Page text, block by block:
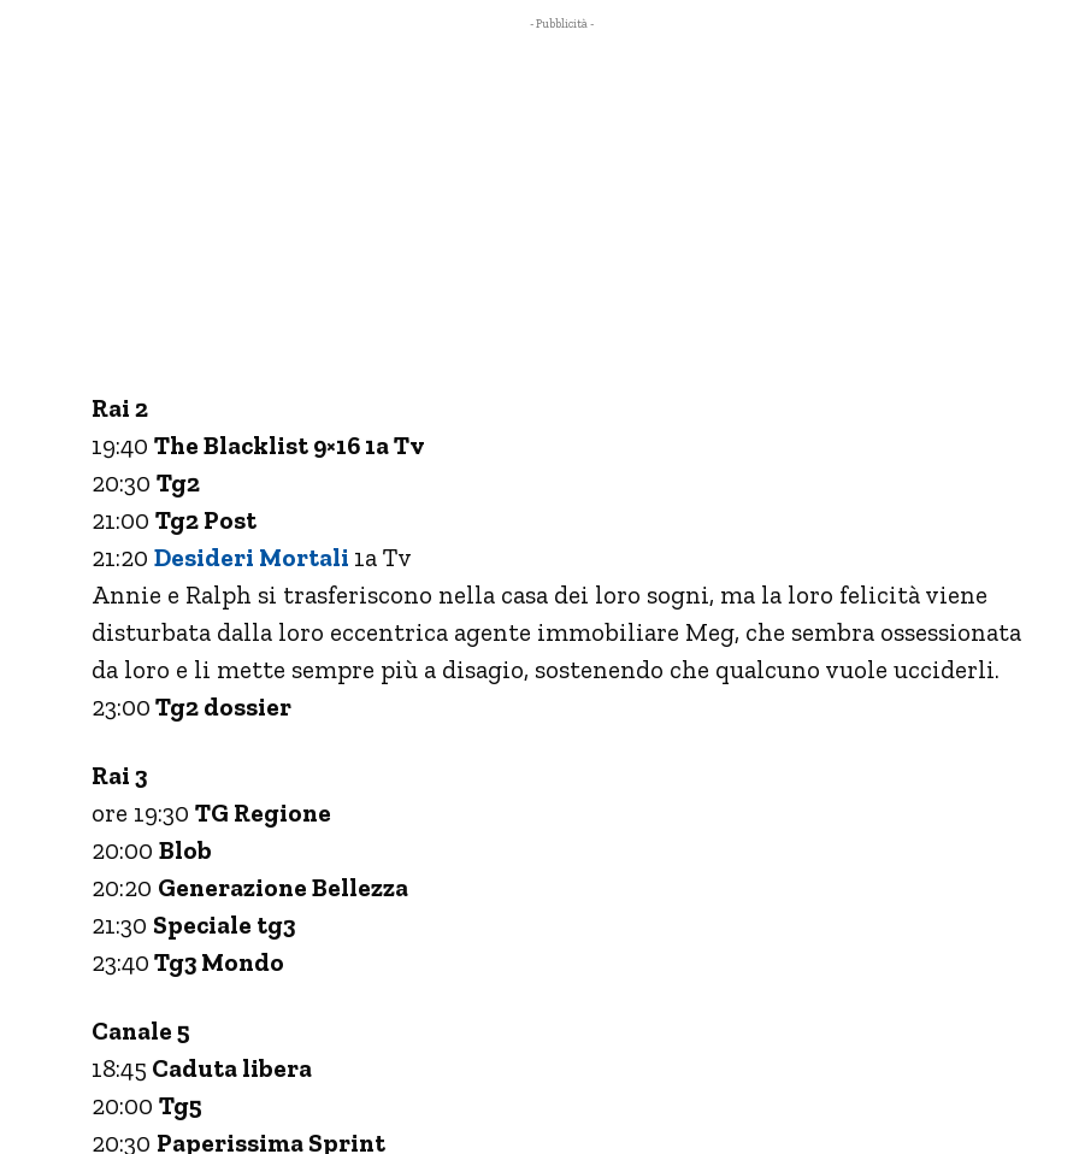
- Pubblicità -
Rai 2
19:40 The Blacklist 9×16 1a Tv
20:30 Tg2
21:00 Tg2 Post
21:20 Desideri Mortali 1a Tv
Annie e Ralph si trasferiscono nella casa dei loro sogni, ma la loro felicità viene
disturbata dalla loro eccentrica agente immobiliare Meg, che sembra ossessionata
da loro e li mette sempre più a disagio, sostenendo che qualcuno vuole ucciderli.
23:00 Tg2 dossier
Rai 3
ore 19:30 TG Regione
20:00 Blob
20:20 Generazione Bellezza
21:30 Speciale tg3
23:40 Tg3 Mondo
Canale 5
18:45 Caduta libera
20:00 Tg5
20:30 Paperissima Sprint